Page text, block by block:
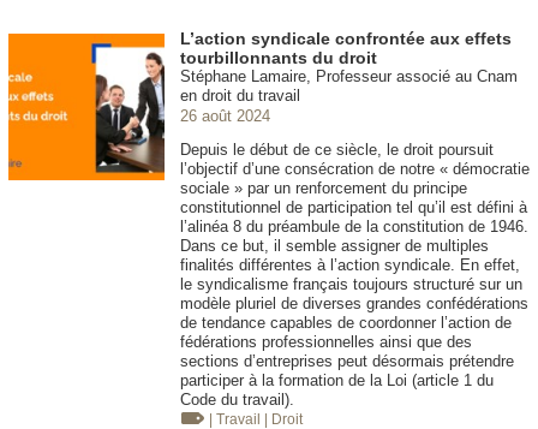
L’action syndicale confrontée aux effets
tourbillonnants du droit
Stéphane Lamaire, Professeur associé au Cnam
en droit du travail
26 août 2024
Depuis le début de ce siècle, le droit poursuit
l’objectif d’une consécration de notre « démocratie
sociale » par un renforcement du principe
constitutionnel de participation tel qu’il est défini à
l’alinéa 8 du préambule de la constitution de 1946.
Dans ce but, il semble assigner de multiples
finalités différentes à l’action syndicale. En effet,
le syndicalisme français toujours structuré sur un
modèle pluriel de diverses grandes confédérations
de tendance capables de coordonner l’action de
fédérations professionnelles ainsi que des
sections d’entreprises peut désormais prétendre
participer à la formation de la Loi (article 1 du
Code du travail).
| Travail | Droit